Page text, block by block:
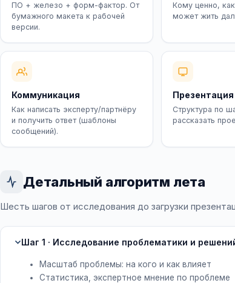
ПО + железо + форм-фактор. От
бумажного макета к рабочей
версии.
Кому ценно,
может жить
Коммуникация
Как написать эксперту/партнёру
и получить ответ (шаблоны
сообщений).
Презентация
Структура по
рассказать
Детальный алгоритм лета
Шесть шагов от исследования до загрузки
Шаг 1 · Исследование проблематики и
Масштаб проблемы: на кого и как влияет
Статистика, экспертное мнение по проблеме